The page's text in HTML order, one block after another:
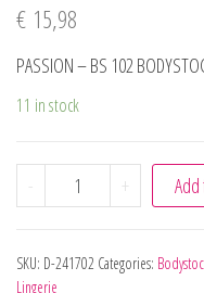
€ 15,98
PASSION – BS 102
11 in stock
- PASSION - BS 102
+
SKU: D-241702 Categories:
Lingerie